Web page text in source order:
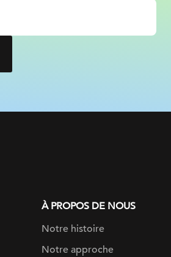
À PROPOS DE NOUS
Notre histoire
Notre approche